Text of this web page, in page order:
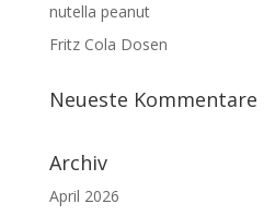
nutella peanut
Fritz Cola Dosen
Neueste Kommentare
Archiv
April 2026